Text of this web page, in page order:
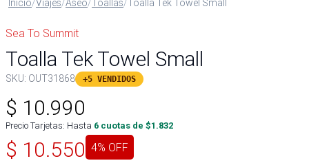
Inicio/Viajes/Aseo/Toallas/Toalla Tek Towel Small
Sea To Summit
Toalla Tek Towel Small
SKU: OUT31868 +5 VENDIDOS
$ 10.990
Precio Tarjetas: Hasta 6 cuotas de $1.832
$ 10.550 4% OFF